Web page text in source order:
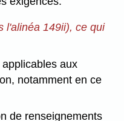
l'alinéa 149ii), ce qui
aux
notamment en ce
de renseignements